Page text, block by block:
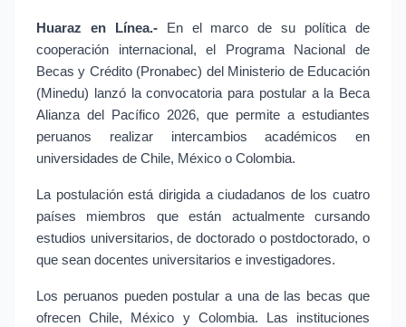
Huaraz en Línea.-
En el marco de su política de
cooperación internacional, el Programa Nacional de
Becas y Crédito (Pronabec) del Ministerio de Educación
(Minedu) lanzó la convocatoria para postular a la Beca
Alianza del Pacífico 2026, que permite a estudiantes
peruanos realizar intercambios académicos en
universidades de Chile, México o Colombia.
La postulación está dirigida a ciudadanos de los cuatro
países miembros que están actualmente cursando
estudios universitarios, de doctorado o postdoctorado, o
que sean docentes universitarios e investigadores.
Los peruanos pueden postular a una de las becas que
ofrecen Chile, México y Colombia. Las instituciones